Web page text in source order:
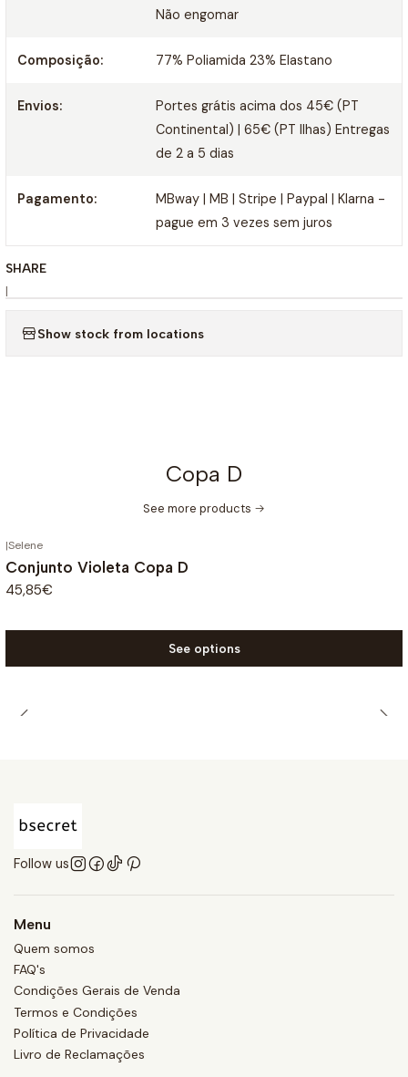
Não engomar
Composição: 77% Poliamida 23% Elastano
Envios:
Portes grátis acima dos 45€ (PT
Continental) | 65€ (PT Ilhas) Entregas
de 2 a 5 dias
Pagamento:
MBway | MB | Stripe | Paypal | Klarna -
pague em 3 vezes sem juros
SHARE
|
Show stock from locations
Copa D
See more products
|Selene
Conjunto Violeta Copa D
45,85€
See options
Follow us
Menu
Quem somos
FAQ's
Condições Gerais de Venda
Termos e Condições
Política de Privacidade
Livro de Reclamações